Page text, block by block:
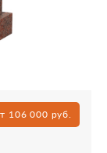
106 000 руб.